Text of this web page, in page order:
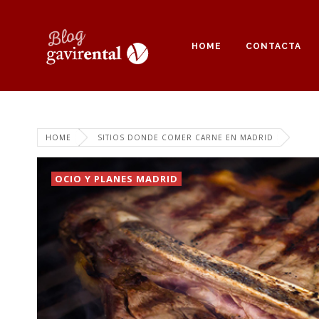
HOME CONTACTA
HOME SITIOS DONDE COMER CARNE EN MADRID
OCIO Y PLANES MADRID